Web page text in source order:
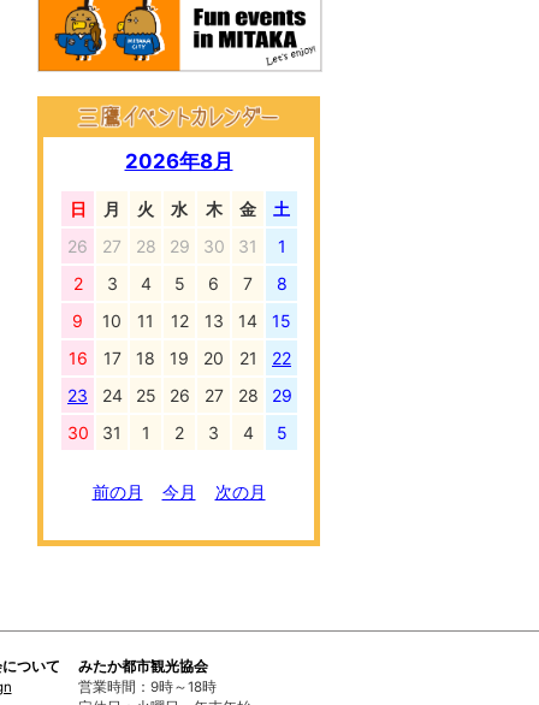
2026年8月
日 月 火 水 木 金
土
26
27 28 29 30 31
1
2
3 4 5 6 7
8
9
10 11 12 13 14
15
16
17 18 19 20 21
22
23
24 25 26 27 28
29
30
31 1 2 3 4 5
前の月 今月 次の月
ついて みたか都市観光協会
営業時間：9時～18時